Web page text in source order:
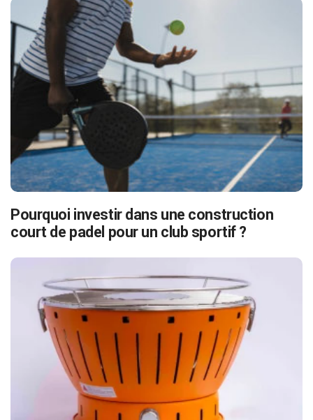
Pourquoi investir dans une construction
court de padel pour un club sportif ?